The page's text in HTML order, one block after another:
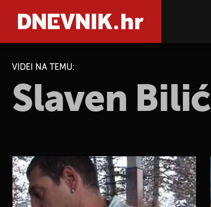
VIDEI NA TEMU:
Slaven Bilić